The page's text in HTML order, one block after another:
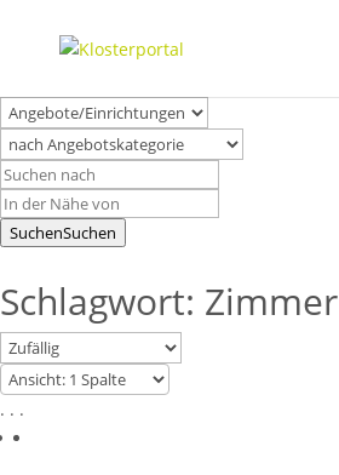
SuchenSuchen
Schlagwort: Zimmer
. . .